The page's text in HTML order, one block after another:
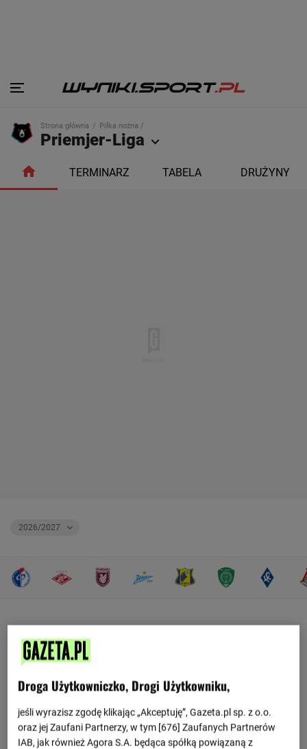
Strona główna Piłka nożna /
Priemjer-Liga
TERMINARZ TABELA DRUŻYNY
2026/2027
2 : 4
Akron Togliatti 1 : 2
1 : 2
Rubin Kazań
Droga Użytkowniczko, Drogi Użytkowniku,
jeśli wyrazisz zgodę klikając „Akceptuję”, Gazeta.pl sp. z o.o.
oraz jej Zaufani Partnerzy, w tym [676] Zaufanych Partnerów
IAB, jak również Agora S.A. będąca spółką powiązaną z